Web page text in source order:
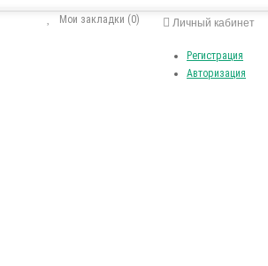
Личный кабинет
Регистрация
Авторизация
Мои закладки (0)